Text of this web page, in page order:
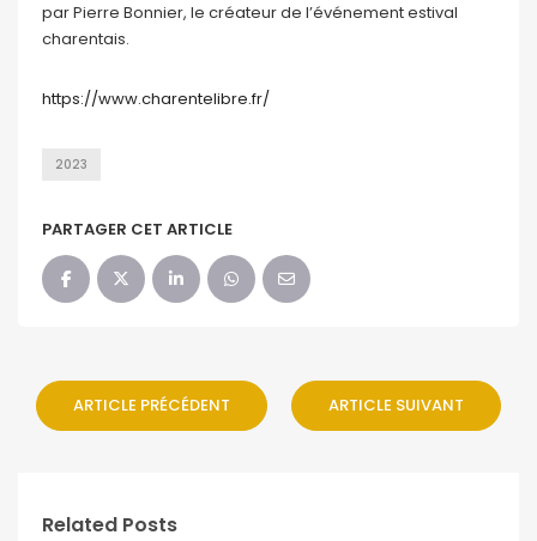
par Pierre Bonnier, le créateur de l’événement estival
charentais.
https://www.charentelibre.fr/
2023
PARTAGER CET ARTICLE
ARTICLE PRÉCÉDENT ARTICLE SUIVANT
Related Posts